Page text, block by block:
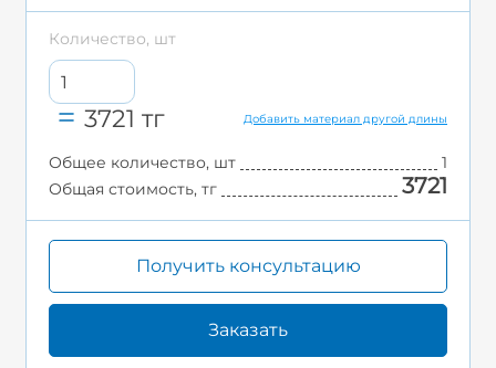
Количество, шт
3721 тг Добавить материал другой длины
Общее количество, шт
1
Общая стоимость, тг
3721
Получить консультацию
Заказать